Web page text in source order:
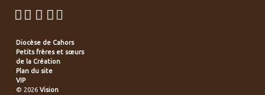
Diocèse de Cahors
Petits frères et sœurs
de la Création
Plan du site
VIP
© 2026 Vision